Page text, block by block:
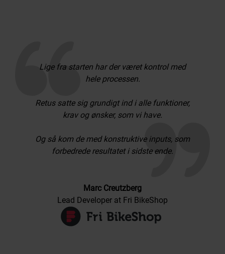
Lige fra starten har der været kontrol med
hele processen.
Retus satte sig grundigt ind i alle funktioner,
krav og ønsker, som vi have.
Og så kom de med konstruktive inputs, som
forbedrede resultatet i sidste ende.
Marc Creutzberg
Lead Developer at Fri BikeShop